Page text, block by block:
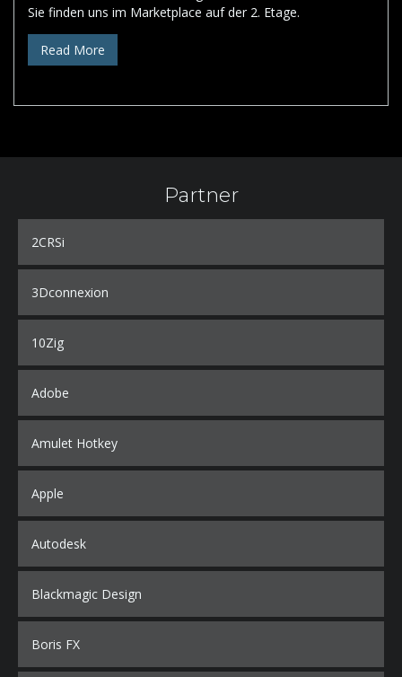
Sie finden uns im Marketplace auf der 2. Etage.
Read More
Partner
2CRSi
3Dconnexion
10Zig
Adobe
Amulet Hotkey
Apple
Autodesk
Blackmagic Design
Boris FX